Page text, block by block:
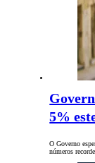
5%
O Governo
números